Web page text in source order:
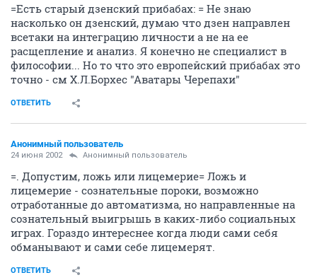
=Есть старый дзенский прибабах: = Не знаю
насколько он дзенский, думаю что дзен направлен
всетаки на интеграцию личности а не на ее
расщепление и анализ. Я конечно не специалист в
философии... Но то что это европейский прибабах это
точно - см Х.Л.Борхес "Аватары Черепахи"
ОТВЕТИТЬ
Анонимный пользователь
24 июня 2002 Анонимный пользователь
=. Допустим, ложь или лицемерие= Ложь и
лицемерие - сознательные пороки, возможно
отработанные до автоматизма, но направленные на
сознательный выигрышь в каких-либо социальных
играх. Гораздо интереснее когда люди сами себя
обманывают и сами себе лицемерят.
ОТВЕТИТЬ